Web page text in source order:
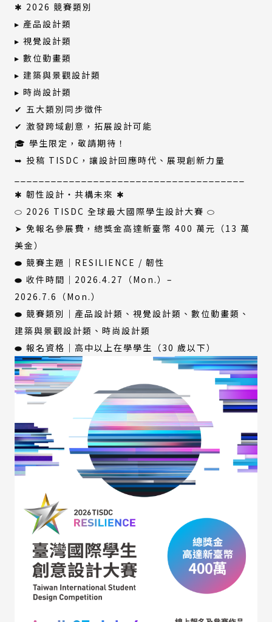
✱ 2026 競賽類別
▸ 產品設計類
▸ 視覺設計類
▸ 數位動畫類
▸ 建築與景觀設計類
▸ 時尚設計類
✔ 五大類別同步徵件
✔ 激發跨域創意，拓展設計可能
🎓 學生限定，敬請期待！
➥ 投稿 TISDC，讓設計回應時代、展現創新力量
✱ 韌性設計・共構未來 ✱
⬭ 2026 TISDC 全球最大國際學生設計大賽 ⬭
➤ 免報名參展費，總獎金高達新臺幣 400 萬元（13 萬
美金）
⬬ 競賽主題｜RESILIENCE / 韌性
⬬ 收件時間｜2026.4.27（Mon.）–
2026.7.6（Mon.）
⬬ 競賽類別｜產品設計類、視覺設計類、數位動畫類、
建築與景觀設計類、時尚設計類
⬬ 報名資格｜高中以上在學學生（30 歲以下）